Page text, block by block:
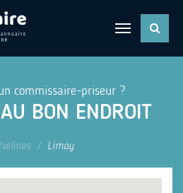
commissaire-priseur ?
BON ENDROIT
Limay